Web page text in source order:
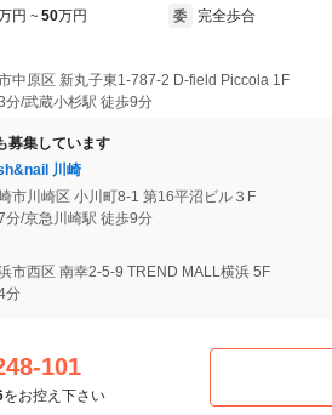
円 ~ 50万円 委 完全歩合
中原区 新丸子東1-787-2 D-field Piccola 1F
分/武蔵小杉駅 徒歩9分
募集しています
川崎
市川崎区 小川町8-1 第16平沼ビル３F
分/京急川崎駅 徒歩9分
市西区 南幸2-5-9 TREND MALL横浜 5F
分
101
をお控え下さい